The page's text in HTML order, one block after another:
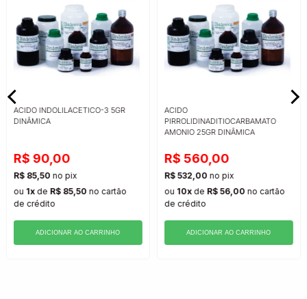
ACIDO INDOLILACETICO-3 5GR
DINÂMICA
R$ 90,00
R$ 85,50 no pix
ou 1xde R$ 85,50 no cartão
de crédito
ADICIONAR AO CARRINHO
ACIDO
PIRROLIDINADITIOCARBAMATO
AMONIO 25GR DINÂMICA
R$ 560,00
R$ 532,00 no pix
ou 10xde R$ 56,00 no cartão
de crédito
ADICIONAR AO CARRINHO